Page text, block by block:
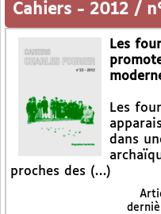
Cahiers - 2012 /
Les
Les
dans
proches des (…)